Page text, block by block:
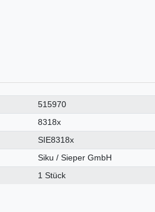
515970
8318x
SIE8318x
Siku / Sieper GmbH
1 Stück